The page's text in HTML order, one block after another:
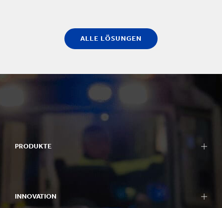
ALLE LÖSUNGEN
PRODUKTE
INNOVATION